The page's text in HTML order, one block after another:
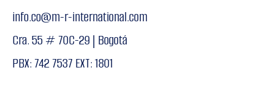
info.co@m-r-international.com
Cra. 55 # 70C-29 | Bogotá
PBX: 742 7537 EXT: 1801